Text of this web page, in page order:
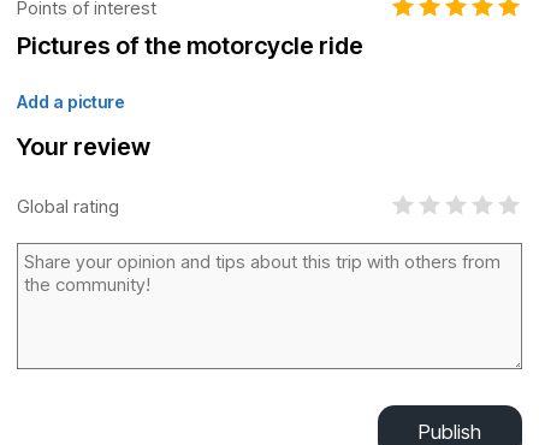
Points of interest
Pictures of the motorcycle ride
Add a picture
Your review
Global rating
Publish